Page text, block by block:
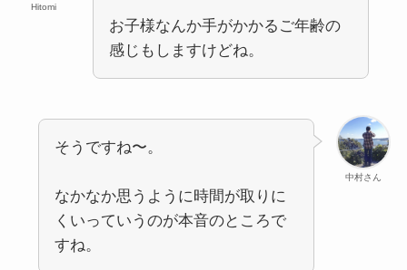
Hitomi
お子様なんか手がかかるご年齢の
感じもしますけどね。
中村さん
そうですね〜。
なかなか思うように時間が取りに
くいっていうのが本音のところで
すね。